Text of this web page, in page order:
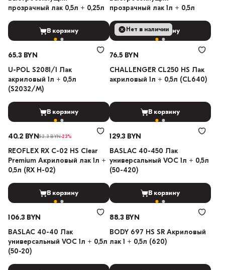
прозрачный лак 0,5л + 0,25л
В корзину
прозрачный лак 1л + 0,5л
В корзину
65.3 BYN
U-POL S2081/1 Лак
акриловый 1л + 0,5л
(S2032/M)
В корзину
Нет в наличии
76.5 BYN
CHALLENGER CL250 HS Лак
акриловый 1л + 0,5л (CL640)
В корзину
40.2 BYN52.3 BYN-23%
REOFLEX RX C-02 HS Clear
Premium Акриловый лак 1л +
0,5л (RX H-02)
В корзину
129.3 BYN
BASLAC 40-450 Лак
универсальный VOC 1л + 0,5л
(50-420)
В корзину
106.3 BYN
BASLAC 40-40 Лак
универсальный VOC 1л + 0,5л
(50-20)
88.3 BYN
BODY 697 HS SR Акриловый
лак 1 + 0,5л (620)